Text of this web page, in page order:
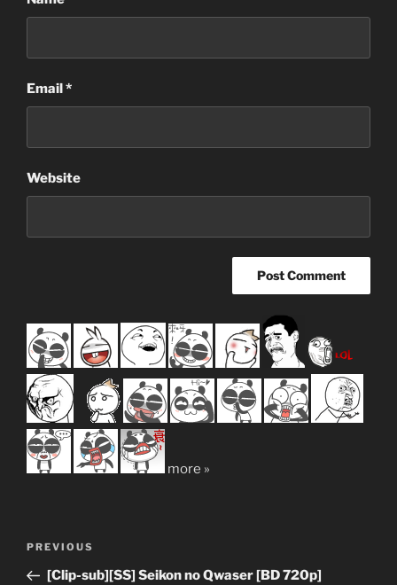
Email*
Website
more »
Previous
Post
PREVIOUS
[Clip-sub][SS] Seikon no Qwaser [BD 720p]